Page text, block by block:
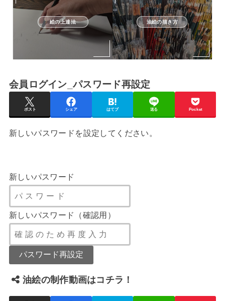
絵の上達法 油絵の描き方
会員ログイン_パスワード再設定
ポスト シェア はてブ 送る Pocket
新しいパスワードを設定してください。
新しいパスワード
新しいパスワード（確認用）
油絵の制作動画はコチラ！